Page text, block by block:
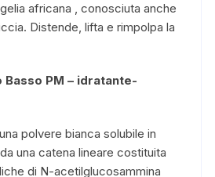
africana , conosciuta anche
Distende, lifta e rimpolpa la
PM – idratante-
polvere bianca solubile in
una catena lineare costituita
di N-acetilglucosammina